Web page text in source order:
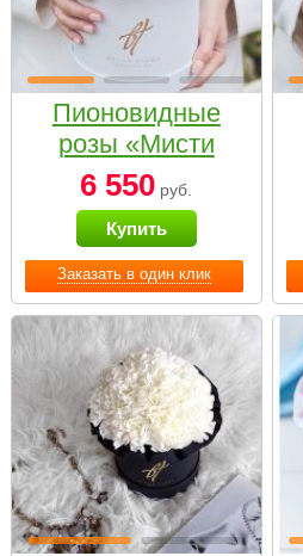
Заказать в один клик
Пионовидные
розы «Мисти
бабблс» в белой
коробке Small
6 550 руб.
Купить